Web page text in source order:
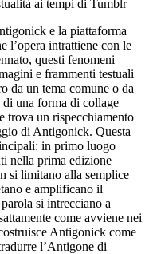
ai tempi di Tumblr
e la piattaforma
l’opera intrattiene con le
questi fenomeni
e frammenti testuali
da un tema comune o da
una forma di collage
trova un rispecchiamento
di Antigonick. Questa
in primo luogo
nella prima edizione
si limitano alla semplice
e amplificano il
si intrecciano a
come avviene nei
Antigonick come
l’Antigone di